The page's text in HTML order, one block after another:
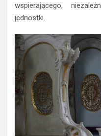
wspierającego,
jednostki.